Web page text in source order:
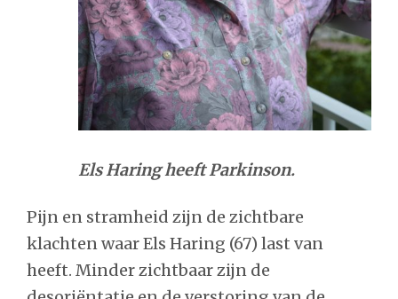
Els Haring heeft Parkinson.
Pijn en stramheid zijn de zichtbare
klachten waar Els Haring (67) last van
heeft. Minder zichtbaar zijn de